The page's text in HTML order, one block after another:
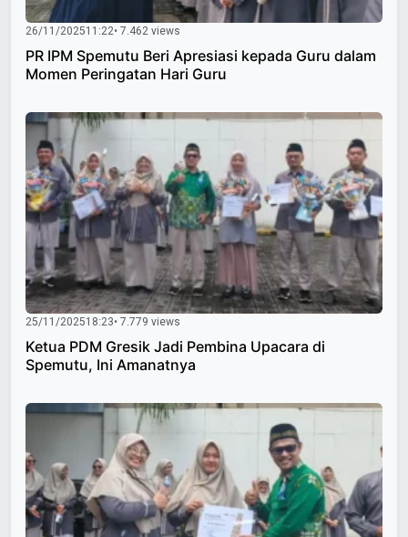
26/11/202511:22• 7.462 views
PR IPM Spemutu Beri Apresiasi kepada Guru dalam
Momen Peringatan Hari Guru
25/11/202518:23• 7.779 views
Ketua PDM Gresik Jadi Pembina Upacara di
Spemutu, Ini Amanatnya